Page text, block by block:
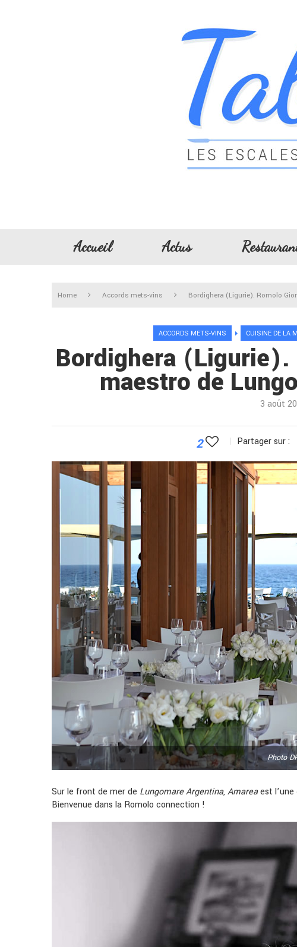
Accueil Actus
Home Accords mets-vins Bordighera (Ligurie). Romolo
ACCORDS METS-VINS CUISINE DE LA
Bordighera (Ligurie).
maestro de
3 août
2 Partager sur :
Photo
Sur le front de mer de Lungomare Argentina, Amareaest l’une
Bienvenue dans la Romolo connection !